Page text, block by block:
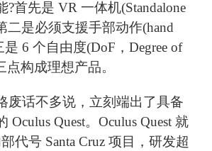
?首先是 VR 一体机(Standalone
二是必须支援手部动作(hand
是 6 个自由度(DoF，Degree of
点构成理想产品。
废话不多说，立刻端出了具备
Oculus Quest。Oculus Quest 就
代号 Santa Cruz 项目，研发超